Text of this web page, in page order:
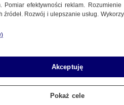
artykułu
Pomiar efektywności reklam.
źródeł. Rozwój i ulepszanie usług.
Akceptuję
Pokaż cele